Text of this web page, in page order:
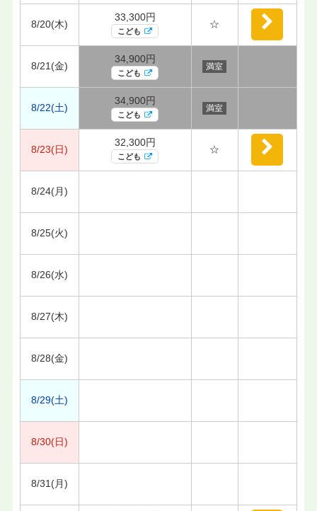
8/20(木)
33,300円
こども
☆
8/21(金)
34,900円
こども
満室
8/22(土)
34,900円
こども
満室
8/23(日)
32,300円
こども
☆
8/24(月)
8/25(火)
8/26(水)
8/27(木)
8/28(金)
8/29(土)
8/30(日)
8/31(月)